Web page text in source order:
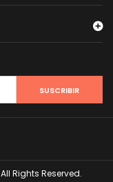
Rights Reserved.
SUSCRIBIR